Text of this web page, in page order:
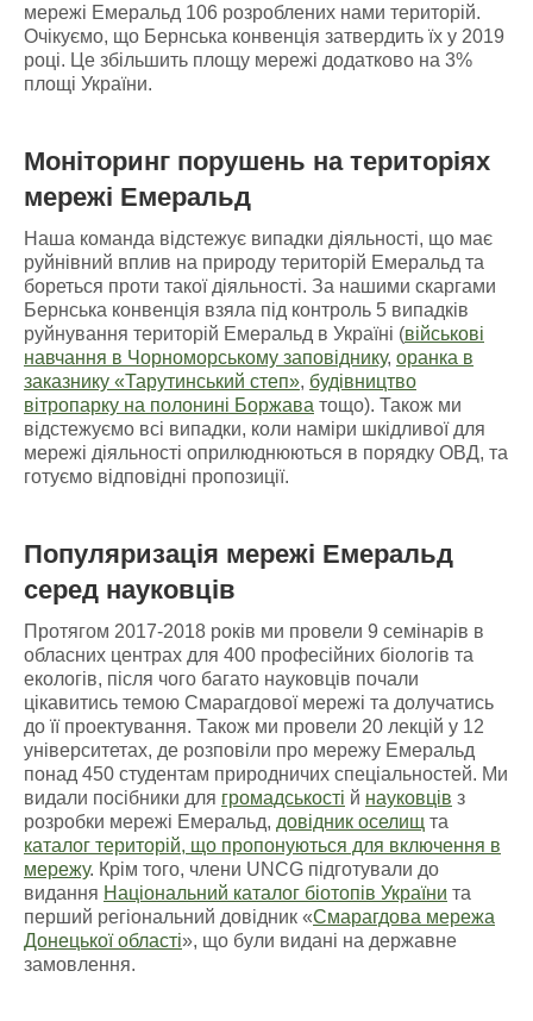
мережі Емеральд 106 розроблених нами територій.
Очікуємо, що Бернська конвенція затвердить їх у 2019
році. Це збільшить площу мережі додатково на 3%
площі України.
Моніторинг порушень натериторіях
мережі Емеральд
Наша команда відстежує випадки діяльності, що має
руйнівний вплив на природу територій Емеральд та
бореться проти такої діяльності. За нашими скаргами
Бернська конвенція взяла під контроль 5 випадків
руйнування територій Емеральд в Україні (військові
навчання в Чорноморському заповіднику, оранка в
заказнику «Тарутинський степ», будівництво
вітропарку на полонині Боржава тощо). Також ми
відстежуємо всі випадки, коли наміри шкідливої для
мережі діяльності оприлюднюються в порядку ОВД, та
готуємо відповідні пропозиції.
Популяризація мережі Емеральд
серед науковців
Протягом 2017-2018 років ми провели 9 семінарів в
обласних центрах для 400 професійних біологів та
екологів, після чого багато науковців почали
цікавитись темою Смарагдової мережі та долучатись
до її проектування. Також ми провели 20 лекцій у 12
університетах, де розповіли про мережу Емеральд
понад 450 студентам природничих спеціальностей. Ми
видали посібники для громадськості й науковців з
розробки мережі Емеральд, довідник оселищ та
каталог територій, що пропонуються для включення в
мережу. Крім того, члени UNCG підготували до
видання Національний каталог біотопів України та
перший регіональний довідник «Смарагдова мережа
Донецької області», що були видані на державне
замовлення.